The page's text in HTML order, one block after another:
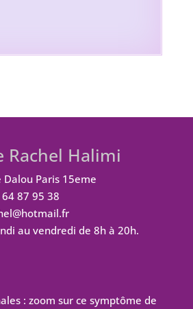
Rachel Halimi
Dalou Paris 15eme
87 95 38
au vendredi de 8h à 20h.
: zoom sur ce symptôme de